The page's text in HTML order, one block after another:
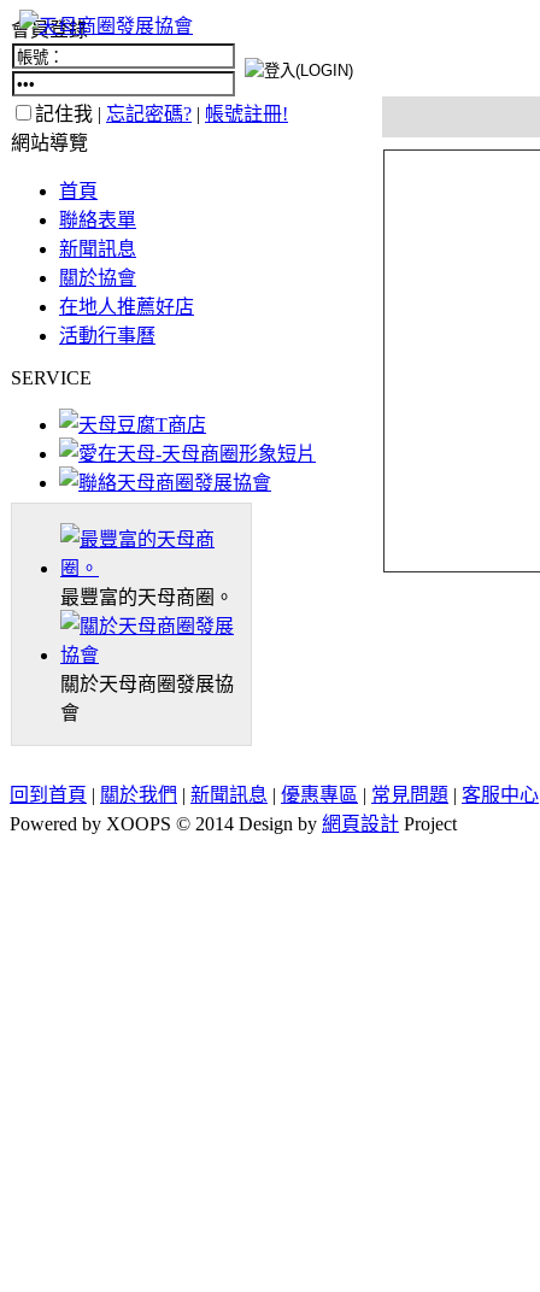
會員登錄
記住我 | 忘記密碼? | 帳號註冊!
網站導覽
首頁
聯絡表單
新聞訊息
關於協會
在地人推薦好店
活動行事曆
SERVICE
最豐富的天母商圈。
關於天母商圈發展協
會
回到首頁 | 關於我們 | 新聞訊息 | 優惠專區 | 常見問題 | 客服中心
Powered by XOOPS © 2014 Design by 網頁設計 Project